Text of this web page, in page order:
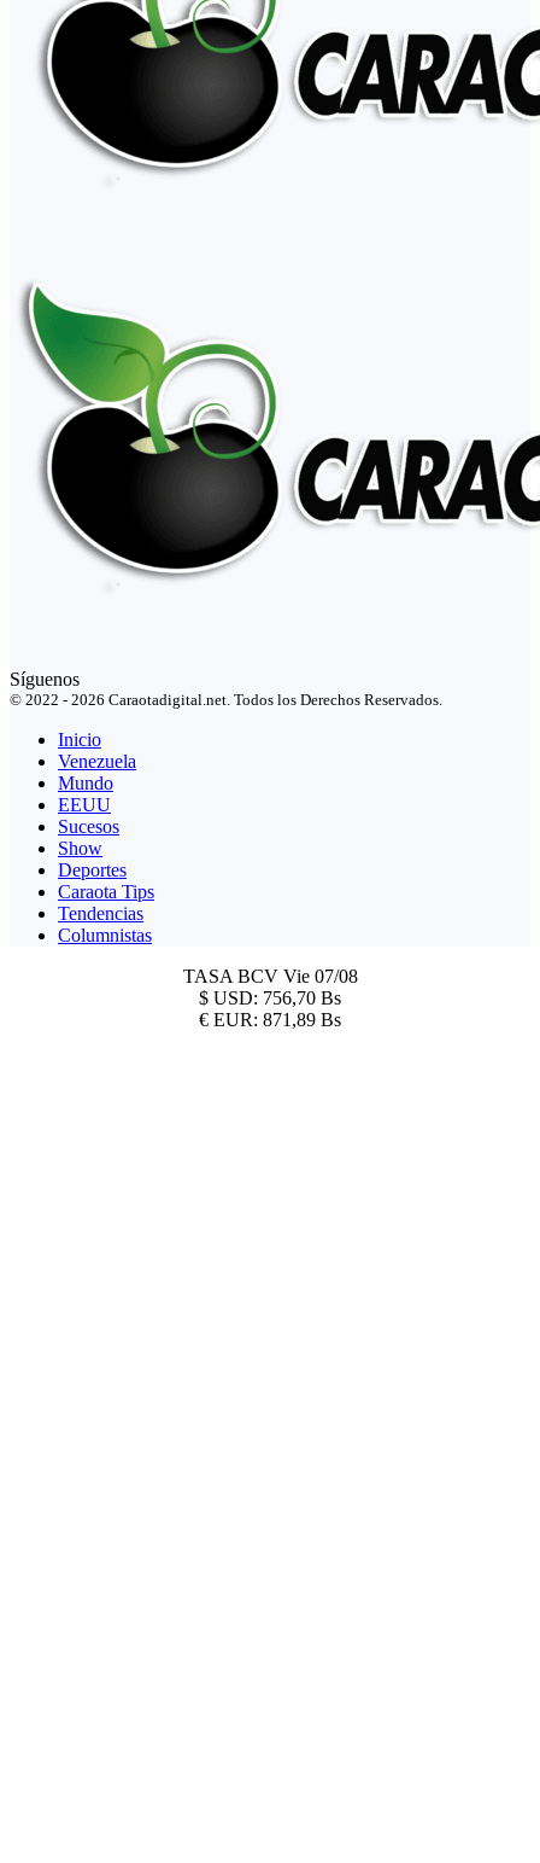
Síguenos
© 2022 - 2026 Caraotadigital.net. Todos los Derechos Reservados.
Inicio
Venezuela
Mundo
EEUU
Sucesos
Show
Deportes
Caraota Tips
Tendencias
Columnistas
TASA BCV Vie 07/08
$ USD: 756,70 Bs
€ EUR: 871,89 Bs